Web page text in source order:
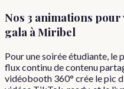
Nos 3 animations
gala à Miribel
Pour une soirée étudiante, le
flux continu de contenu
vidéobooth 360° crée le pic